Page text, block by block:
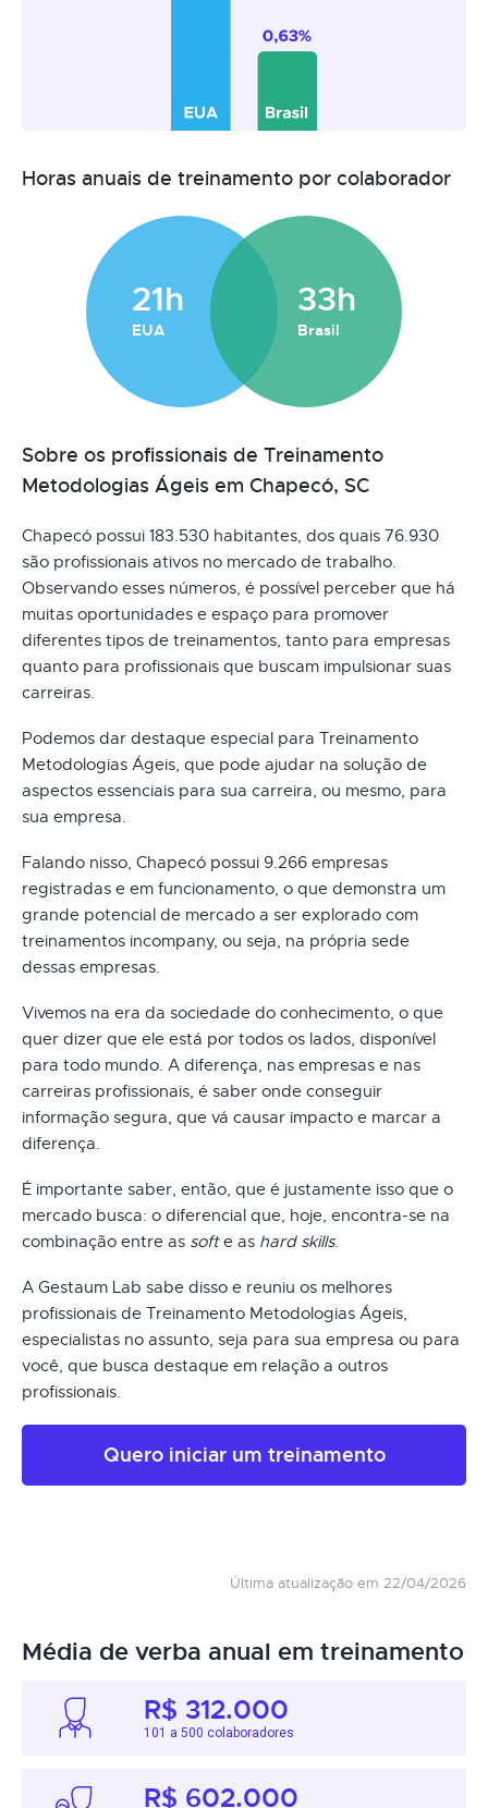
Horas anuais de treinamento por colaborador
21h
EUA
33h
Brasil
Sobre os profissionais de Treinamento
Metodologias Ágeis em Chapecó, SC
Chapecó possui 183.530 habitantes, dos quais 76.930
são profissionais ativos no mercado de trabalho.
Observando esses números, é possível perceber que há
muitas oportunidades e espaço para promover
diferentes tipos de treinamentos, tanto para empresas
quanto para profissionais que buscam impulsionar suas
carreiras.
Podemos dar destaque especial para Treinamento
Metodologias Ágeis, que pode ajudar na solução de
aspectos essenciais para sua carreira, ou mesmo, para
sua empresa.
Falando nisso, Chapecó possui 9.266 empresas
registradas e em funcionamento, o que demonstra um
grande potencial de mercado a ser explorado com
treinamentos incompany, ou seja, na própria sede
dessas empresas.
Vivemos na era da sociedade do conhecimento, o que
quer dizer que ele está por todos os lados, disponível
para todo mundo. A diferença, nas empresas e nas
carreiras profissionais, é saber onde conseguir
informação segura, que vá causar impacto e marcar a
diferença.
É importante saber, então, que é justamente isso que o
mercado busca: o diferencial que, hoje, encontra-se na
combinação entre as softe as hard skills.
A Gestaum Lab sabe disso e reuniu os melhores
profissionais de Treinamento Metodologias Ágeis,
especialistas no assunto, seja para sua empresa ou para
você, que busca destaque em relação a outros
profissionais.
Quero iniciar um treinamento
Última atualização em 22/04/2026
Média de verba anual em treinamento
R$ 312.000
101 a 500 colaboradores
R$ 602.000